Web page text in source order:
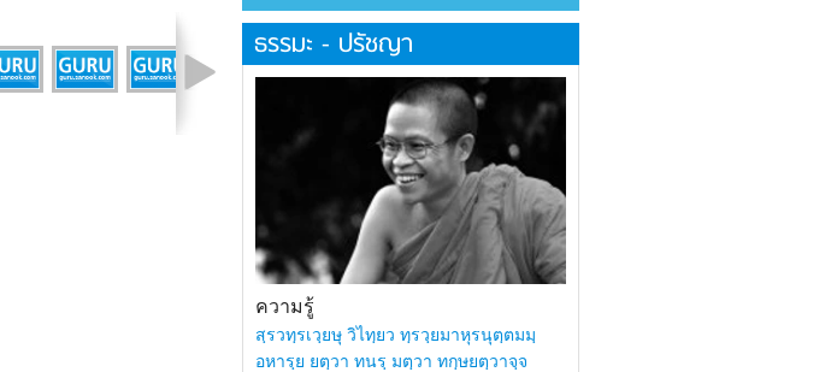
ธรรมะ - ปรัชญา
ความรู้
สฺรวทฺรเวฺยษุ วิไทฺยว ทฺรวฺยมาหุรนุตฺตมมฺ
อหารฺย ยตฺวา ทนรฺ มตฺวา ทกฺษยตฺวาจฺจ